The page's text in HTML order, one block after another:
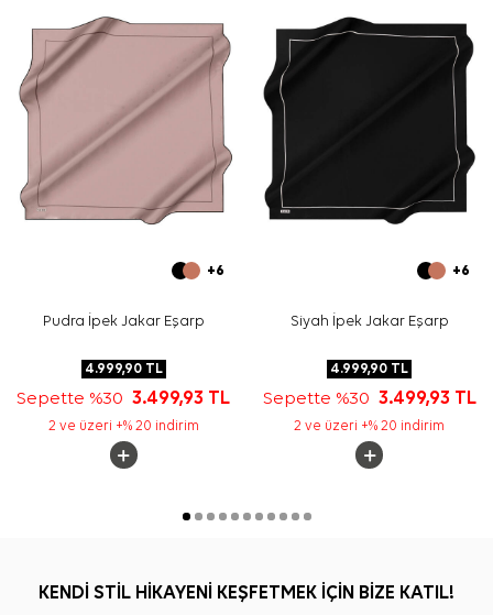
+6
Pudra İpek Jakar Eşarp
4.999,90TL
Sepette %303.499,93 TL
2 ve üzeri +% 20 indirim
+6
Siyah İpek Jakar Eşarp
4.999,90 TL
Sepette %30 3.499,93 TL
2 ve üzeri +% 20 indirim
KENDİ STİL HİKAYENİ KEŞFETMEK İÇİN BİZE KATIL!